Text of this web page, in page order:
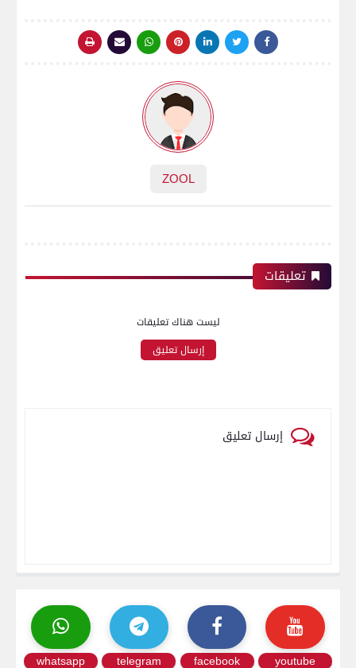
ZOOL
تعليقات
ليست هناك تعليقات
إرسال تعليق
إرسال تعليق
youtube
facebook
telegram
whatsapp